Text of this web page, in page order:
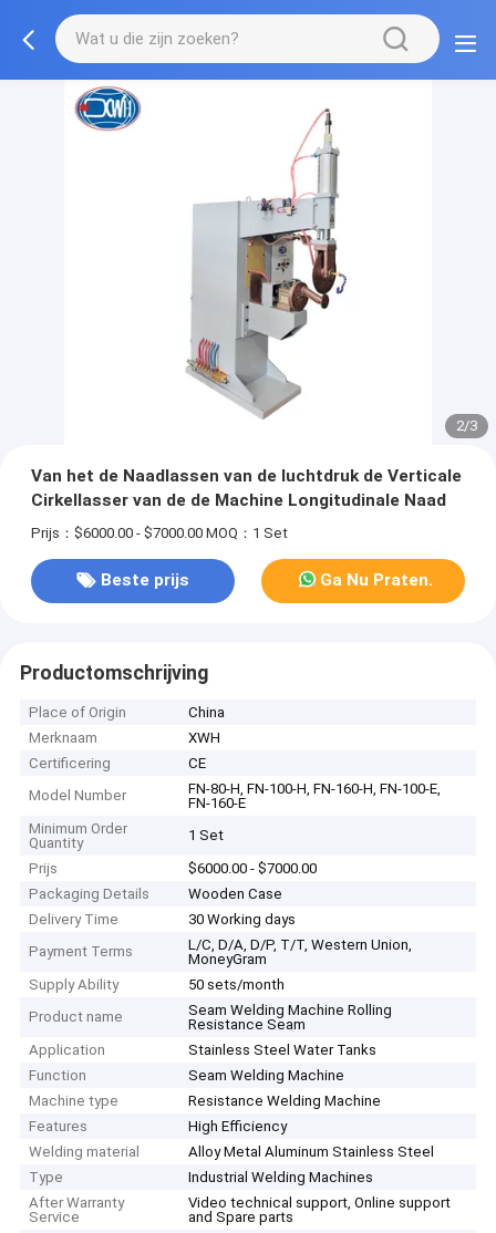
2/3
Van het de Naadlassen van de luchtdruk de Verticale
Cirkellasser van de de Machine Longitudinale Naad
Prijs：$6000.00 - $7000.00 MOQ：1 Set
Beste prijs Ga Nu Praten.
Productomschrijving
Place of Origin
China
Merknaam
XWH
Certificering
CE
Model Number
FN-80-H, FN-100-H, FN-160-H, FN-100-E,
FN-160-E
Minimum Order
Quantity
1 Set
Prijs
$6000.00 - $7000.00
Packaging Details
Wooden Case
Delivery Time
30 Working days
Payment Terms
L/C, D/A, D/P, T/T, Western Union,
MoneyGram
Supply Ability
50 sets/month
Product name
Seam Welding Machine Rolling
Resistance Seam
Application
Stainless Steel Water Tanks
Function
Seam Welding Machine
Machine type
Resistance Welding Machine
Features
High Efficiency
Welding material
Alloy Metal Aluminum Stainless Steel
Type
Industrial Welding Machines
After Warranty
Service
Video technical support, Online support
and Spare parts